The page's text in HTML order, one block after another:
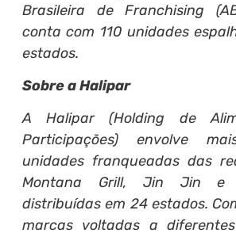
Brasileira de Franchising
conta com 110 unidades
estados.
Sobre a Halipar
A Halipar (Holding de
Participações) envolve
unidades franqueadas das
Montana Grill, Jin Jin e
distribuídas em 24 estados.
marcas voltadas a